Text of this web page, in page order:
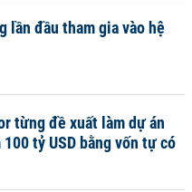
lần đầu tham gia vào hệ
từng đề xuất làm dự án
tỷ USD bằng vốn tự có